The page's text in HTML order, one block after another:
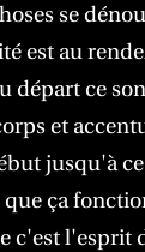
se
est au
ce
et
jusqu'à
ça
c'est